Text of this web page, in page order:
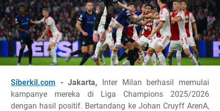
Siberkil.com - Jakarta, Inter Milan berhasil memulai
kampanye mereka di Liga Champions 2025/2026
dengan hasil positif. Bertandang ke Johan Cruyff ArenA,